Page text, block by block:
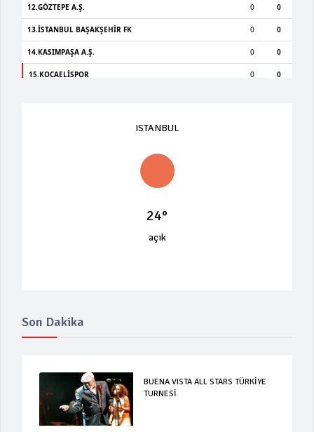
ISTANBUL
24°
açık
Son Dakika
BUENA VISTA ALL STARS TÜRKİYE
TURNESİ